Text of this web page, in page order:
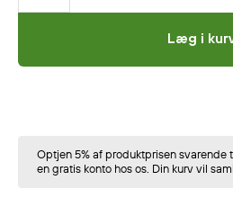
Optjen 5% af produktprisen svarende
en gratis konto hos os. Din kurv vil
Læg i